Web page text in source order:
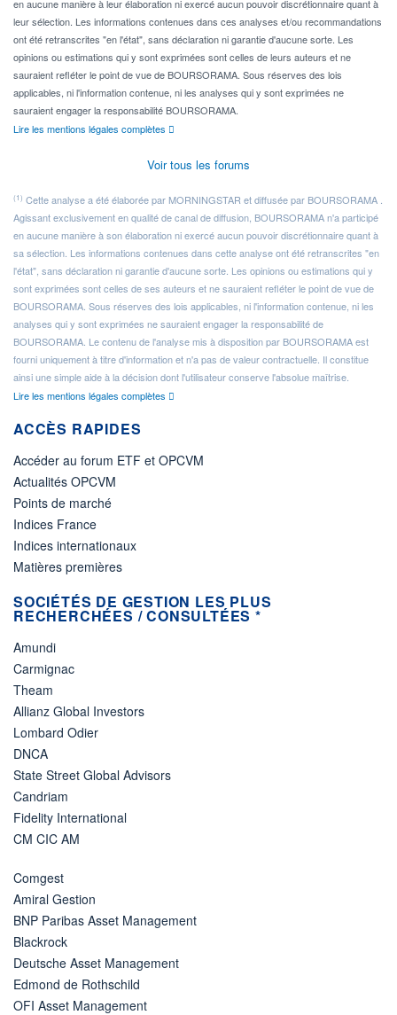
en aucune manière à leur élaboration ni exercé aucun pouvoir discrétionnaire quant à
leur sélection. Les informations contenues dans ces analyses et/ou recommandations
ont été retranscrites "en l'état", sans déclaration ni garantie d'aucune sorte. Les
opinions ou estimations qui y sont exprimées sont celles de leurs auteurs et ne
sauraient refléter le point de vue de BOURSORAMA. Sous réserves des lois
applicables, ni l'information contenue, ni les analyses qui y sont exprimées ne
sauraient engager la responsabilité BOURSORAMA.
Lire les mentions légales complètes
Voir tous les forums
(1) Cette analyse a été élaborée par MORNINGSTAR et diffusée par BOURSORAMA .
Agissant exclusivement en qualité de canal de diffusion, BOURSORAMA n'a participé
en aucune manière à son élaboration ni exercé aucun pouvoir discrétionnaire quant à
sa sélection. Les informations contenues dans cette analyse ont été retranscrites "en
l'état", sans déclaration ni garantie d'aucune sorte. Les opinions ou estimations qui y
sont exprimées sont celles de ses auteurs et ne sauraient refléter le point de vue de
BOURSORAMA. Sous réserves des lois applicables, ni l'information contenue, ni les
analyses qui y sont exprimées ne sauraient engager la responsabilité de
BOURSORAMA. Le contenu de l'analyse mis à disposition par BOURSORAMA est
fourni uniquement à titre d'information et n'a pas de valeur contractuelle. Il constitue
ainsi une simple aide à la décision dont l'utilisateur conserve l'absolue maîtrise.
Lire les mentions légales complètes
ACCÈS RAPIDES
Accéder au forum ETF et OPCVM
Actualités OPCVM
Points de marché
Indices France
Indices internationaux
Matières premières
SOCIÉTÉS DE GESTION LES PLUS
RECHERCHÉES / CONSULTÉES *
Amundi
Carmignac
Theam
Allianz Global Investors
Lombard Odier
DNCA
State Street Global Advisors
Candriam
Fidelity International
CM CIC AM
Comgest
Amiral Gestion
BNP Paribas Asset Management
Blackrock
Deutsche Asset Management
Edmond de Rothschild
OFI Asset Management